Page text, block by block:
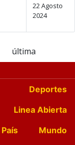
22 Agosto
2024
última
Deportes
Linea Abierta
País
Mundo